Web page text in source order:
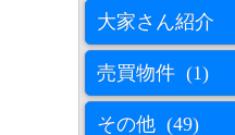
大家さん紹介
売買物件 (1)
その他 (49)